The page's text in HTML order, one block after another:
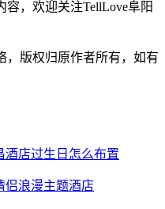
，欢迎关注TellLove阜阳
，版权归原作者所有，如有
酒店过生日怎么布置
侣浪漫主题酒店